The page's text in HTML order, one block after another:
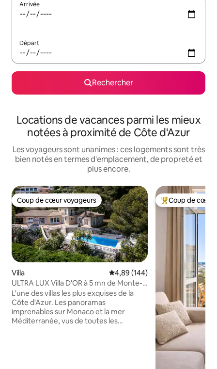
Arrivée
Départ
Rechercher
Locations de vacances parmi les mieux
notées à proximité de Côte d'Azur
Les voyageurs sont unanimes : ces logements sont très
bien notés en termes d'emplacement, de propreté et
plus encore.
Coup de cœur voyageurs
Coup de cœur voyageurs
Villa Évaluation moyenne sur la
4,89 (144)
ULTRA LUX Villa D'OR à 5 mn de Monte-
Carlo, Monaco
L'une des villas les plus exquises de la
Côte d'Azur. Les panoramas
imprenables sur Monaco et la mer
Méditerranée, vus de toutes les
Coups de cœur
Coup de cœur